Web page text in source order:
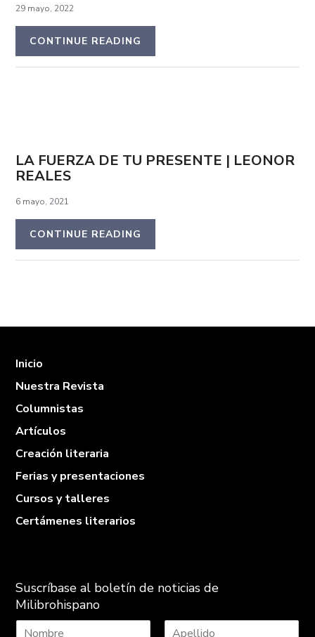
29 mayo, 2022
CONTINUE READING
LA FUERZA DE TU PRESENTE | LEONOR
REALES
6 mayo, 2021
CONTINUE READING
Inicio
Nuestra Revista
Columnistas
Artículos
Creación literaria
Ferias y presentaciones
Cursos y talleres
Certámenes literarios
Suscríbase al boletín de noticias de
Milibrohispano